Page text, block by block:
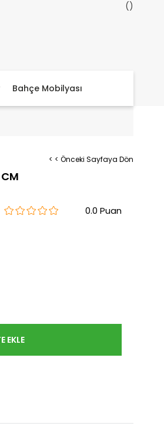
Bahçe Mobilyası
< < Önceki Sayfaya Dön
0.0